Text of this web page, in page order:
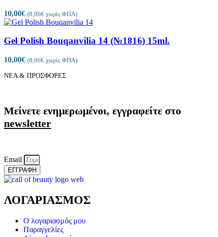
10,00€ (8,06€ χωρίς ΦΠΑ)
Gel Polish Bouqanvilia 14 (№1816) 15ml.
10,00€ (8,06€ χωρίς ΦΠΑ)
ΝΕΑ & ΠΡΟΣΦΟΡΕΣ
Μείνετε ενημερωμένοι, εγγραφείτε στο
newsletter
Email
ΕΓΓΡΑΦΗ
ΛΟΓΑΡΙΑΣΜΟΣ
Ο λογαριασμός μου
Παραγγελίες